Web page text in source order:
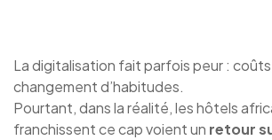
La digitalisation fait parfois peur :
changement d’habitudes.
Pourtant, dans la réalité, les hôtels
franchissent ce cap voient un retour